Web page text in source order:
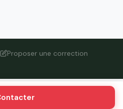
Proposer une correction